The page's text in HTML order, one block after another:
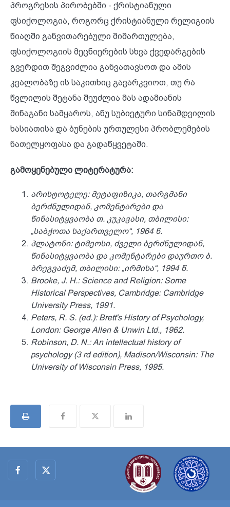
პროგრესის პირობებში - ქრისტიანული
ფსიქოლოგია, როგორც ქრისტიანული რელიგიის
წიაღში განვითარებული მიმართულება,
ფსიქოლოგიის მეცნიერების სხვა ქვედარგების
გვერდით შეგვიძლია განვათავსოთ და ამის
კვალობაზე ის საკითხიც გავარკვიოთ, თუ რა
წვლილის შეტანა შეუძლია მას ადამიანის
შინაგანი სამყაროს, ანუ სუბიეტური სინამდვილის
ხასიათისა და ბუნების ურთულესი პრობლემების
ნათელყოფასა და გადაწყვეტაში.
გამოყენებული ლიტერატურა:
არისტოტელე: მეტაფიზიკა, თარგმანი
ბერძნულიდან, კომენტარები და
წინასიტყვაობა თ. კუკავასი, თბილისი:
„საბჭოთა საქართველო“, 1964 წ.
პლატონი: ტიმეოსი, ძველი ბერძნულიდან,
წინასიტყვაობა და კომენტარები დაურთო ბ.
ბრეგვაძემ, თბილისი: „ირმისა“, 1994 წ.
Brooke, J. H.: Science and Religion: Some
Historical Perspectives, Cambridge: Cambridge
University Press, 1991.
Peters, R. S. (ed.): Brett's History of Psychology,
London: George Allen & Unwin Ltd., 1962.
Robinson, D. N.: An intellectual history of
psychology (3 rd edition), Madison/Wisconsin: The
University of Wisconsin Press, 1995.